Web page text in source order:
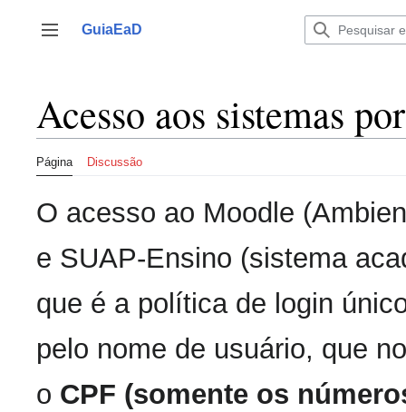
para
Alternar barra lateral
GuiaEaD
Acesso aos sistemas
Página Discussão
O acesso ao Moodle
e SUAP-Ensino (sistema
que é a política de login
pelo nome de usuário, que
o CPF (somente os